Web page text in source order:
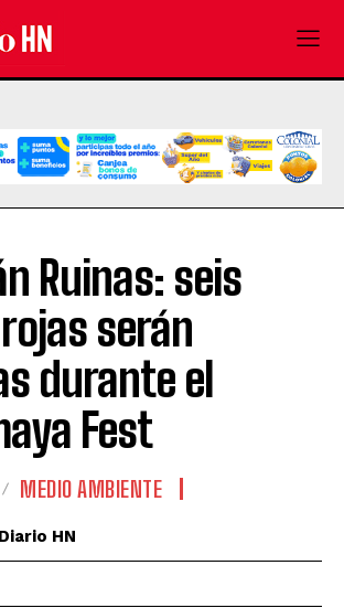
Ruinas: seis
serán
durante el
Fest
MEDIO AMBIENTE
HN